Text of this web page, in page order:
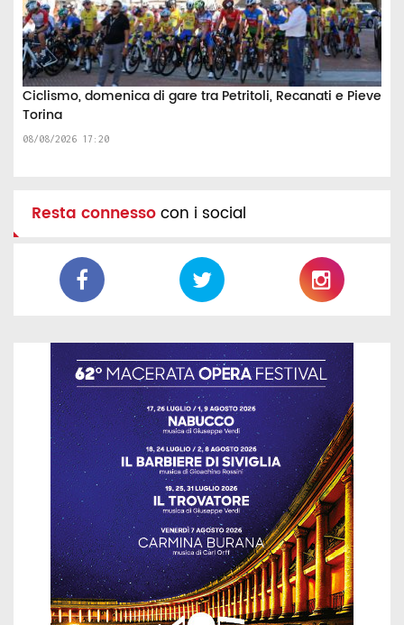
Ciclismo, domenica di gare tra Petritoli, Recanati e Pieve
Torina
08/08/2026 17:20
Resta connessocon i social